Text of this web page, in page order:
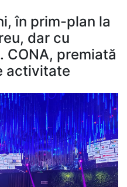
în prim-plan la
dar cu
CONA, premiată
activitate